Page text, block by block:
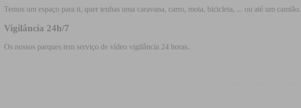
Temos um espaço para ti, quer tenhas uma caravana, carro, mota, bicicleta, ... ou até um camião.
Vigilância 24h/7
Os nossos parques tem serviço de vídeo vigilância 24 horas.